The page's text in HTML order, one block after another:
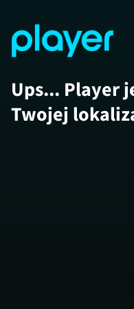
Ups... Player
Twojej